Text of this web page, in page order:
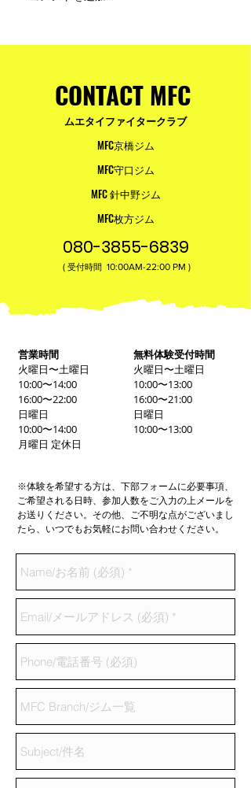
皆様へ
CONTACT MFC
ムエタイファイタークラブ
MFC京橋ジム
MFC守口ジム
MFC 針中野ジム
MFC枚方ジム
080-3855-6839
( 受付時間 10:00AM-22:00​ PM )
営業時間
火曜日〜土曜日
10:00〜14:00
16:00〜22:00
日曜日
10:00〜14:00
月曜日 定休日
無料体験受付時間
火曜日〜土曜日
10:00〜13:00
16:00〜21:00
日曜日
10:00〜13:00
※体験を希望する方は、下部フォームに必要事項、
ご希望される日時、参加人数をご入力の上メールを
お送りください。その他、ご不明な点がございまし
たら、いつでもお気軽にお問い合わせください。